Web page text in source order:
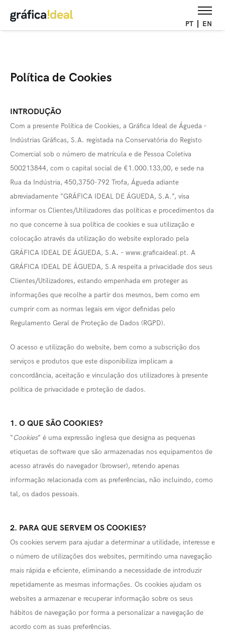
PT EN
Política de Cookies
INTRODUÇÃO
Com a presente Política de Cookies, a Gráfica Ideal de Águeda –
Indústrias Gráficas, S.A. registada na Conservatória do Registo
Comercial sob o número de matrícula e de Pessoa Coletiva
500213844, com o capital social de €1.000.133,00, e sede na
Rua da Indústria, 450,3750-792 Trofa, Águeda adiante
abreviadamente “GRÁFICA IDEAL DE ÁGUEDA, S.A.”, visa
informar os Clientes/Utilizadores das políticas e procedimentos da
no que concerne à sua política de cookies e sua utilização e
colocação através da utilização do website explorado pela
GRÁFICA IDEAL DE ÁGUEDA, S.A. – www.graficaideal.pt. A
GRÁFICA IDEAL DE ÁGUEDA, S.A respeita a privacidade dos seus
Clientes/Utilizadores, estando empenhada em proteger as
informações que recolhe a partir dos mesmos, bem como em
cumprir com as normas legais em vigor definidas pelo
Regulamento Geral de Proteção de Dados (RGPD).
O acesso e utilização do website, bem como a subscrição dos
serviços e produtos que este disponibiliza implicam a
concordância, aceitação e vinculação dos utilizadores à presente
política de privacidade e proteção de dados.
1. O QUE SÃO COOKIES?
“Cookies” é uma expressão inglesa que designa as pequenas
etiquetas de software que são armazenadas nos equipamentos de
acesso através do navegador (browser), retendo apenas
informação relacionada com as preferências, não incluindo, como
tal, os dados pessoais.
2. PARA QUE SERVEM OS COOKIES?
Os cookies servem para ajudar a determinar a utilidade, interesse e
o número de utilizações dos websites, permitindo uma navegação
mais rápida e eficiente, eliminando a necessidade de introduzir
repetidamente as mesmas informações. Os cookies ajudam os
websites a armazenar e recuperar informação sobre os seus
hábitos de navegação por forma a personalizar a navegação de
acordo com as suas preferências.